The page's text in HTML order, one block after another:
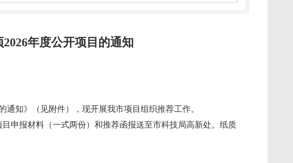
年度公开项目的通知
知》（见附件），现开展我市项目组织推荐工作。
申报材料（一式两份）和推荐函报送至市科技局高新处。纸质